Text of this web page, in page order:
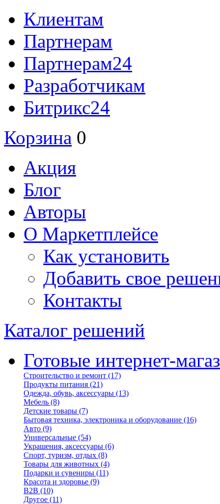
Клиентам
Партнерам
Партнерам24
Разработчикам
Битрикс24
Корзина 0
Акция
Блог
Авторы
О Маркетплейсе
Как установить
Добавить свое
Контакты
Каталог решений
Готовые интернет-
Строительство и ремонт (17)
Продукты питания (21)
Одежда, обувь, аксессуары (13)
Мебель (8)
Детские товары (7)
Бытовая техника, электроника и оборудование (16)
Авто (9)
Универсальные (54)
Украшения, аксессуары (6)
Спорт, туризм, отдых (8)
Товары для животных (4)
Подарки и сувениры (11)
Красота и здоровье (9)
B2B (10)
Другое (11)